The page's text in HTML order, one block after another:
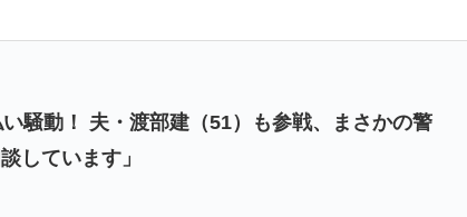
騒動！ 夫・渡部建（51）も参戦、まさかの警
しています」